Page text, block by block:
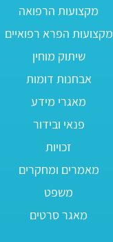
מקצועות הרפואה
מקצועות הפרא רפואיים
שיתוק מוחין
אבחנות דומות
מאגרי מידע
פנאי ובידור
זכויות
מאמרים ומחקרים
משפט
מאגר סרטים